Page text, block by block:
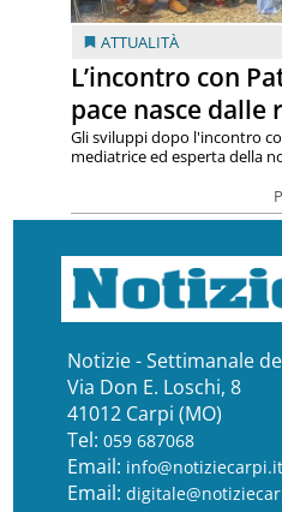
ATTUALITÀ
L’incontro con
pace nasce dalle
Gli sviluppi dopo l'incontro
mediatrice ed esperta della
Notizie - Settimanale
Via Don E. Loschi, 8
41012 Carpi (MO)
Tel: 059 687068
Email: info@notiziecarpi.it
Email: